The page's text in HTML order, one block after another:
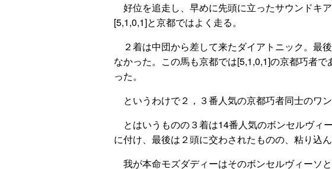
好位を追走し、早めに先頭に立ったサウンドキ
[5,1,0,1]と京都ではよく走る。
２着は中団から差して来たダイアトニック。最
なかった。この馬も京都では[5,1,0,1]の京都巧者
った。
というわけで２，３番人気の京都巧者同士のワ
とはいうものの３着は14番人気のボンセルヴィ
に付け、最後は２頭に交わされたものの、粘り込ん
我が本命モズダディーはそのボンセルヴィーソ